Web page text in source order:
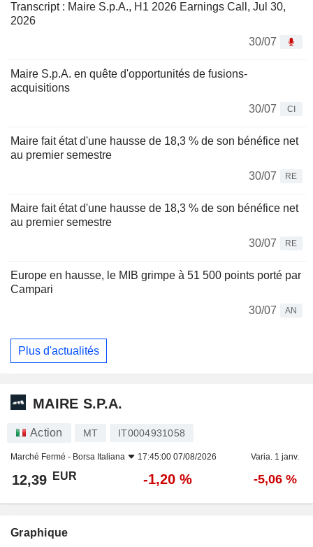
Transcript : Maire S.p.A., H1 2026 Earnings Call, Jul 30,
2026
30/07
Maire S.p.A. en quête d'opportunités de fusions-
acquisitions
30/07
CI
Maire fait état d'une hausse de 18,3 % de son bénéfice net
au premier semestre
30/07
RE
Maire fait état d'une hausse de 18,3 % de son bénéfice net
au premier semestre
30/07
RE
Europe en hausse, le MIB grimpe à 51 500 points porté par
Campari
30/07
AN
Plus d'actualités
MAIRE S.P.A.
Action MT IT0004931058
Marché Fermé - Borsa Italiana 17:45:00 07/08/2026 Varia. 1 janv.
12,39 EUR -1,20 % -5,06 %
Graphique